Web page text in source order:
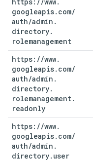
googleapis. com/
auth/admin .
directory.
rolemanagement
https: //www.
googleapis. com/
auth/admin .
directory.
rolemanagement.
readonly
https: //www.
googleapis. com/
auth/admin .
directory. user